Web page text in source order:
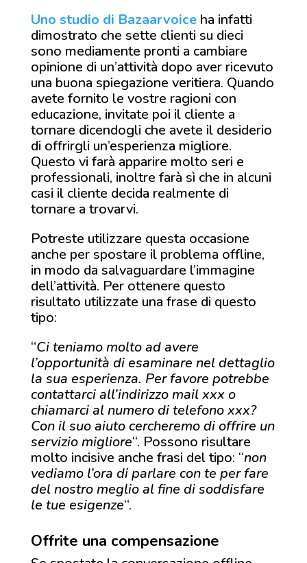
Uno studio di Bazaarvoiceha infatti
dimostrato che sette clienti su dieci
sono mediamente pronti a cambiare
opinione di un’attività dopo aver ricevuto
una buona spiegazione veritiera. Quando
avete fornito le vostre ragioni con
educazione, invitate poi il cliente a
tornare dicendogli che avete il desiderio
di offrirgli un’esperienza migliore.
Questo vi farà apparire molto seri e
professionali, inoltre farà sì che in alcuni
casi il cliente decida realmente di
tornare a trovarvi.
Potreste utilizzare questa occasione
anche per spostare il problema offline,
in modo da salvaguardare l’immagine
dell’attività. Per ottenere questo
risultato utilizzate una frase di questo
tipo:
“Ci teniamo molto ad avere
l’opportunità di esaminare nel dettaglio
la sua esperienza. Per favore potrebbe
contattarci all’indirizzo mail xxx o
chiamarci al numero di telefono xxx?
Con il suo aiuto cercheremo di offrire un
servizio migliore“. Possono risultare
molto incisive anche frasi del tipo: “non
vediamo l’ora di parlare con te per fare
del nostro meglio al fine di soddisfare
le tue esigenze“.
Offrite una compensazione